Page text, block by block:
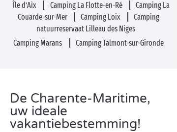
Île d’Aix Camping La Flotte-en-Ré
Camping La
Couarde-sur-Mer
Camping Loix
Camping
natuurreservaat Lilleau des Niges
Camping Marans
Camping Talmont-sur-Gironde
De Charente-Maritime,
uw ideale
vakantiebestemming!